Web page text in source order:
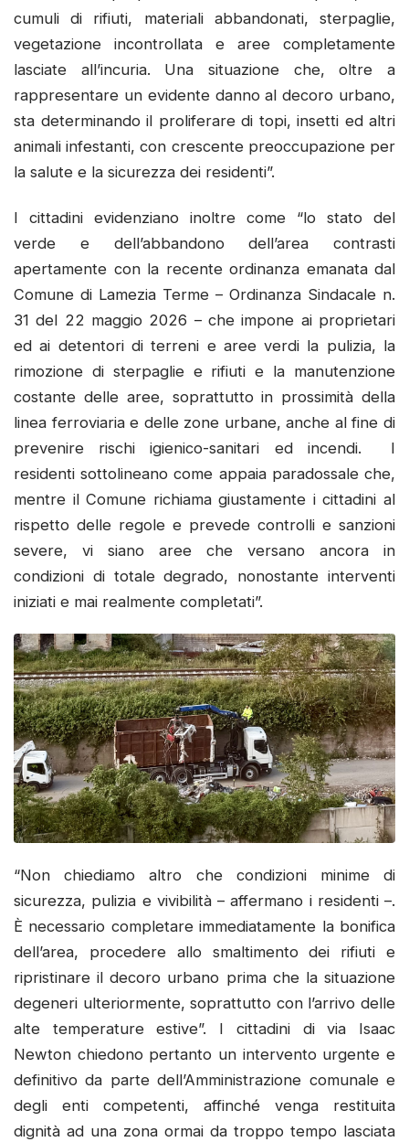
cumuli di rifiuti, materiali abbandonati, sterpaglie,
vegetazione incontrollata e aree completamente
lasciate all’incuria. Una situazione che, oltre a
rappresentare un evidente danno al decoro urbano,
sta determinando il proliferare di topi, insetti ed altri
animali infestanti, con crescente preoccupazione per
la salute e la sicurezza dei residenti”.
I cittadini evidenziano inoltre come “lo stato del
verde e dell’abbandono dell’area contrasti
apertamente con la recente ordinanza emanata dal
Comune di Lamezia Terme – Ordinanza Sindacale n.
31 del 22 maggio 2026 – che impone ai proprietari
ed ai detentori di terreni e aree verdi la pulizia, la
rimozione di sterpaglie e rifiuti e la manutenzione
costante delle aree, soprattutto in prossimità della
linea ferroviaria e delle zone urbane, anche al fine di
prevenire rischi igienico-sanitari ed incendi. I
residenti sottolineano come appaia paradossale che,
mentre il Comune richiama giustamente i cittadini al
rispetto delle regole e prevede controlli e sanzioni
severe, vi siano aree che versano ancora in
condizioni di totale degrado, nonostante interventi
iniziati e mai realmente completati”.
“Non chiediamo altro che condizioni minime di
sicurezza, pulizia e vivibilità – affermano i residenti –.
È necessario completare immediatamente la bonifica
dell’area, procedere allo smaltimento dei rifiuti e
ripristinare il decoro urbano prima che la situazione
degeneri ulteriormente, soprattutto con l’arrivo delle
alte temperature estive”. I cittadini di via Isaac
Newton chiedono pertanto un intervento urgente e
definitivo da parte dell’Amministrazione comunale e
degli enti competenti, affinché venga restituita
dignità ad una zona ormai da troppo tempo lasciata